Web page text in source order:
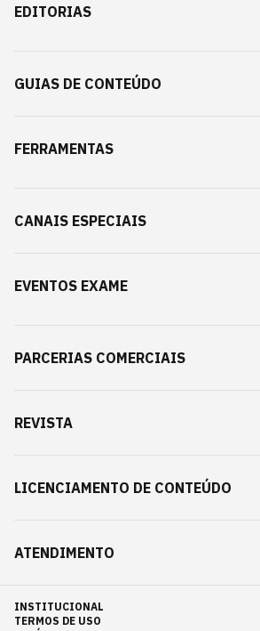
EDITORIAS
GUIAS DE CONTEÚDO
FERRAMENTAS
CANAIS ESPECIAIS
EVENTOS EXAME
PARCERIAS COMERCIAIS
REVISTA
LICENCIAMENTO DE CONTEÚDO
ATENDIMENTO
INSTITUCIONAL
TERMOS DE USO